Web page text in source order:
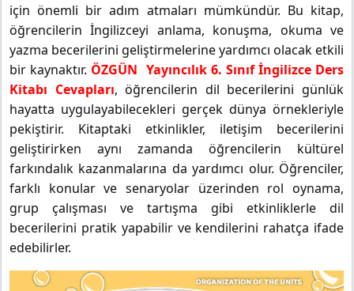
için önemli bir adım atmaları mümkündür. Bu kitap,
öğrencilerin İngilizceyi anlama, konuşma, okuma ve
yazma becerilerini geliştirmelerine yardımcı olacak etkili
bir kaynaktır. ÖZGÜN Yayıncılık 6. Sınıf İngilizce Ders
Kitabı Cevapları, öğrencilerin dil becerilerini günlük
hayatta uygulayabilecekleri gerçek dünya örnekleriyle
pekiştirir. Kitaptaki etkinlikler, iletişim becerilerini
geliştirirken aynı zamanda öğrencilerin kültürel
farkındalık kazanmalarına da yardımcı olur. Öğrenciler,
farklı konular ve senaryolar üzerinden rol oynama,
grup çalışması ve tartışma gibi etkinliklerle dil
becerilerini pratik yapabilir ve kendilerini rahatça ifade
edebilirler.